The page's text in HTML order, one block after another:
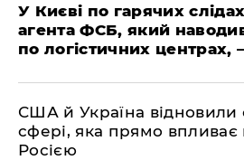
У Києві по гарячих
агента ФСБ, який
по логістичних центрах,
США й Україна відновили
сфері, яка прямо впливає
Росією